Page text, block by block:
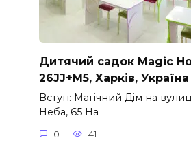
Дитячий садок Magic
26JJ+M5, Харків, Україна
Вступ: Магічний Дім на
Неба, 65 На
0 41